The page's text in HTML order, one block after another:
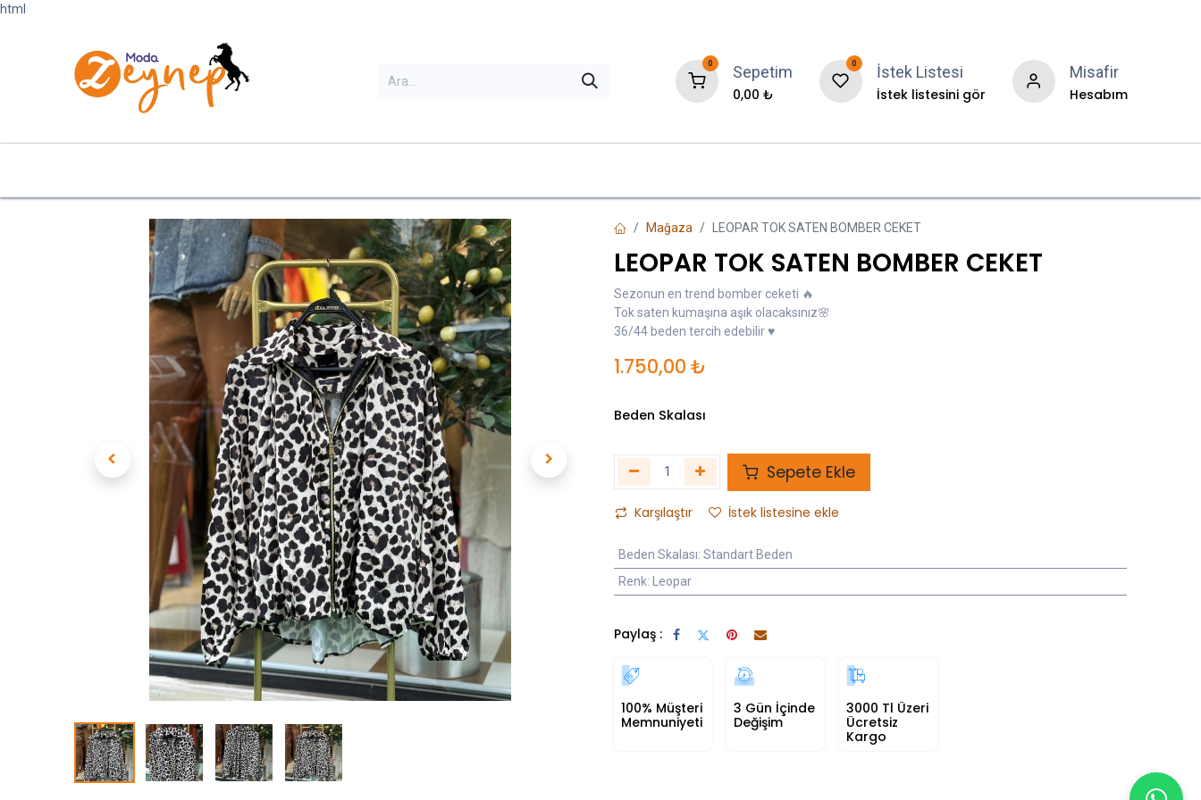
html
0 Sepetim
0,00 ₺
0 İstek Listesi
İstek listesini gör
Misafir
Hesabım
Mağaza LEOPAR TOK SATEN BOMBER CEKET
LEOPAR TOK SATEN BOMBER CEKET
Sezonun en trend bomber ceketi 🔥
Tok saten kumaşına aşık olacaksınız🌸
36/44 beden tercih edebilir ♥️
1.750,00 ₺
Beden Skalası
Sepete Ekle
Karşılaştır İstek listesine ekle
Beden Skalası: Standart Beden
Renk: Leopar
Paylaş :
100% Müşteri
Memnuniyeti
3 Gün İçinde
Değişim
3000 Tl Üzeri
Ücretsiz
Kargo